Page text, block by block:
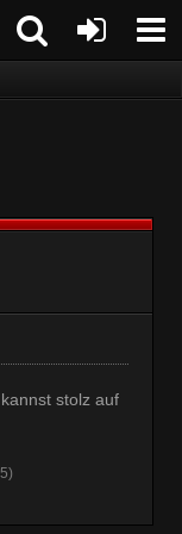
stolz auf
)